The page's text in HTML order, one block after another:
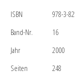
ISBN
978-3-
Band-Nr.
16
Jahr
2000
Seiten
248